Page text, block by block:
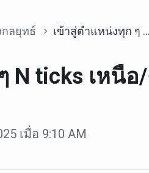
ลยุทธ์ เข้าสู่ตำแหน่งทุก ๆ N ticks เหนือ/ต่ำกว่าการเข้าเทรดครั้งก่อน
N ticks เหนือ
เมื่อ 9:10 AM